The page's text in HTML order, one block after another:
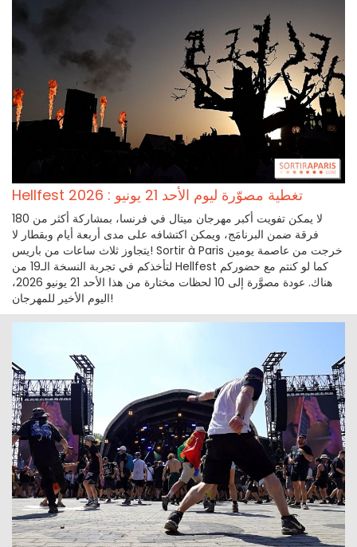
Hellfest 2026 : تغطية مصوّرة ليوم الأحد 21 يونيو
لا يمكن تفويت أكبر مهرجان ميتال في فرنسا، بمشاركة أكثر من 180
فرقة ضمن البرنامَج، ويمكن اكتشافه على مدى أربعة أيام وبقطار لا
يتجاوز ثلاث ساعات من باريس! Sortir à Paris خرجت من عاصمة يومين
لتأخذكم في تجربة النسخة الـ19 من Hellfest كما لو كنتم مع حضوركم
هناك. عودة مصوَّرة إلى 10 لحظات مختارة من هذا الأحد 21 يونيو 2026،
اليوم الأخير للمهرجان!